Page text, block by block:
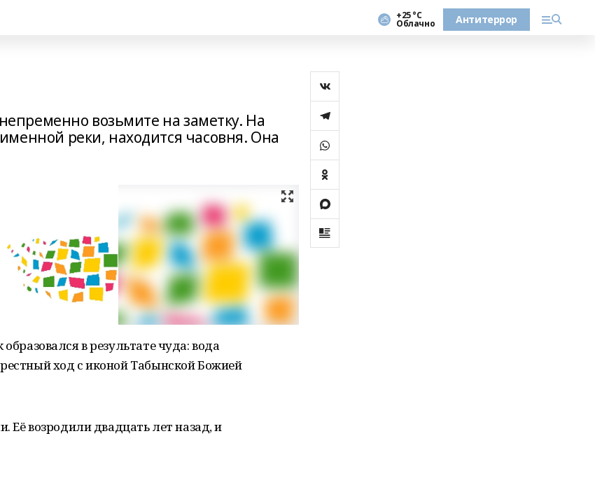
+25 °С
Облачно Антитеррор
возьмите на заметку. На
реки, находится часовня. Она
в результате чуда: вода
ход с иконой Табынской Божией
Её возродили двадцать лет назад, и